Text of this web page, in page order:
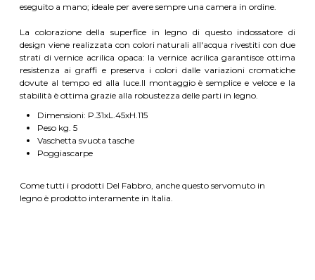
eseguito a mano; ideale per avere sempre una camera in ordine.
La colorazione della superfice in legno di questo indossatore di
design viene realizzata con colori naturali all'acqua rivestiti con due
strati di vernice acrilica opaca: la vernice acrilica garantisce ottima
resistenza ai graffi e preserva i colori dalle variazioni cromatiche
dovute al tempo ed alla luce.Il montaggio è semplice e veloce e la
stabilità è ottima grazie alla robustezza delle parti in legno.
Dimensioni: P.31xL.45xH.115
Peso kg. 5
Vaschetta svuota tasche
Poggiascarpe
Come tutti i prodotti Del Fabbro, anche questo servomuto in
legno è prodotto interamente in Italia.